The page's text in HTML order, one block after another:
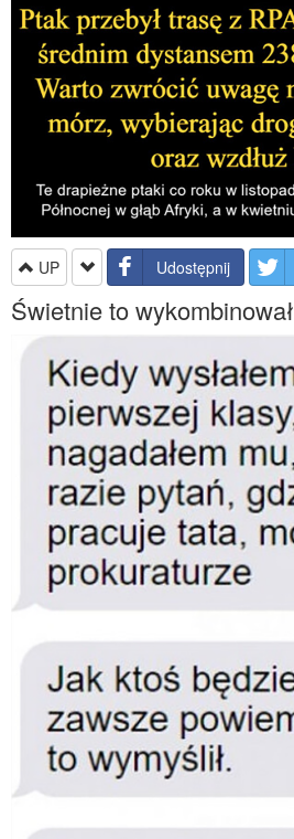
UP Udostępnij
Świetnie to wykombinował